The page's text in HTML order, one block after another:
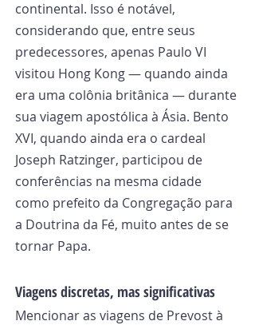
continental. Isso é notável,
considerando que, entre seus
predecessores, apenas Paulo VI
visitou Hong Kong — quando ainda
era uma colônia britânica — durante
sua viagem apostólica à Ásia. Bento
XVI, quando ainda era o cardeal
Joseph Ratzinger, participou de
conferências na mesma cidade
como prefeito da Congregação para
a Doutrina da Fé, muito antes de se
tornar Papa.
Viagens discretas, mas significativas
Mencionar as viagens de Prevost à